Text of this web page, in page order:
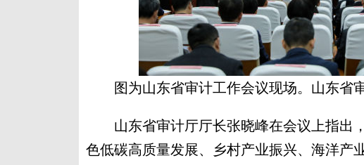
图为山东省审计工作会议现场。山东省
山东省审计厅厅长张晓峰在会议上指出
色低碳高质量发展、乡村产业振兴、海洋产